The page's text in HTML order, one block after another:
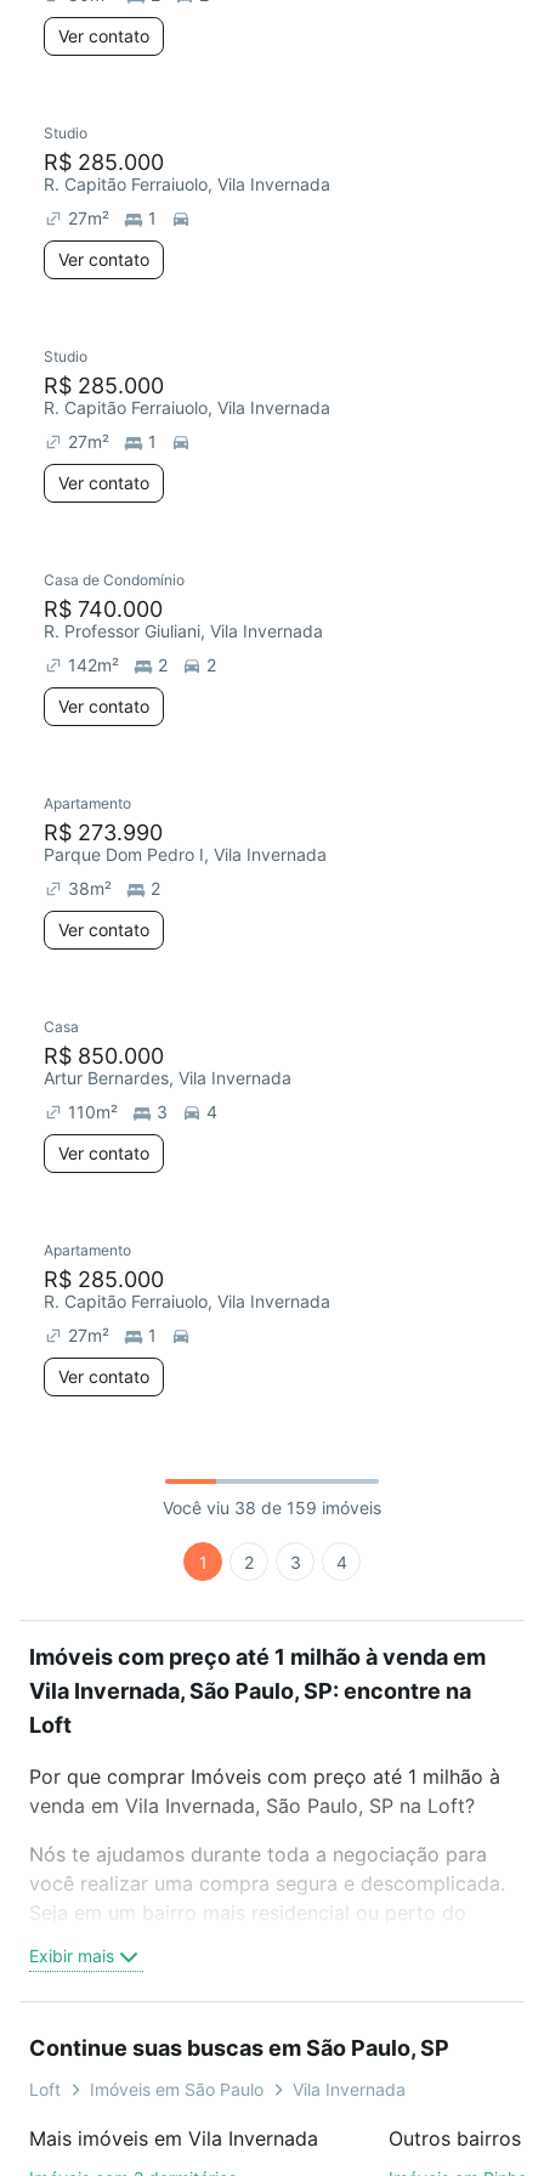
Ver contato
Studio
R$ 285.000
R. Capitão Ferraiuolo, Vila Invernada
27m²
1
Ver contato
Studio
R$ 285.000
R. Capitão Ferraiuolo, Vila Invernada
27m²
1
Ver contato
Casa de Condomínio
R$ 740.000
R. Professor Giuliani, Vila Invernada
142m² 2
2
Ver contato
Apartamento
R$ 273.990
Parque Dom Pedro I, Vila Invernada
38m²
2
Ver contato
Casa
R$ 850.000
Artur Bernardes, Vila Invernada
110m² 3
4
Ver contato
Apartamento
R$ 285.000
R. Capitão Ferraiuolo, Vila Invernada
27m²
1
Ver contato
Você viu 38 de 159 imóveis
1 2 3 4
Imóveis com preço até 1 milhão à venda em
Vila Invernada, São Paulo, SP: encontre na
Loft
Por que comprar Imóveis com preço até 1 milhão à
venda em Vila Invernada, São Paulo, SP na Loft?
Nós te ajudamos durante toda a negociação para
você realizar uma compra segura e descomplicada.
Seja em um bairro mais residencial ou perto do
oferta ideal de Imóveis com preço até 1 milhão à
venda em Vila Invernada, São Paulo, SP para
ou por videochamada, é grátis, sem compromisso e
você ainda conta com mais de 46 mil corretores e
de imóveis.
Exibir mais
Continue suas buscas em São Paulo, SP
Loft Imóveis em São Paulo Vila Invernada
Mais imóveis em Vila Invernada Outros bairros